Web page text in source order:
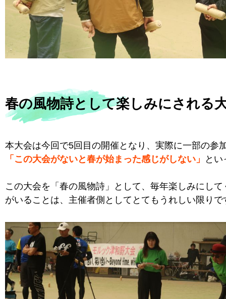
春の風物詩として楽しみにされる
本大会は今回で5回目の開催となり、実際に一部の参
「この大会がないと春が始まった感じがしない」
と
この大会を「春の風物詩」として、毎年楽しみにして
がいることは、主催者側としてとてもうれしい限りで